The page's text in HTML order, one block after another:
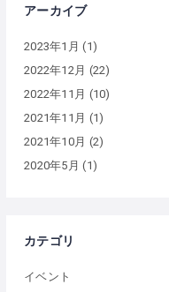
アーカイブ
2023年1月 (1)
2022年12月 (22)
2022年11月 (10)
2021年11月 (1)
2021年10月 (2)
2020年5月 (1)
カテゴリ
イベント